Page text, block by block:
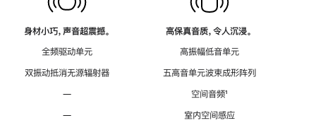
身材小巧，声音超震撼。
全频驱动单元
双振动抵消无源辐射器
—
—
高保真音质，令人沉浸。
高振幅低音单元
五高音单元波束成形阵列
空间音频脚
¹
室内空间感应